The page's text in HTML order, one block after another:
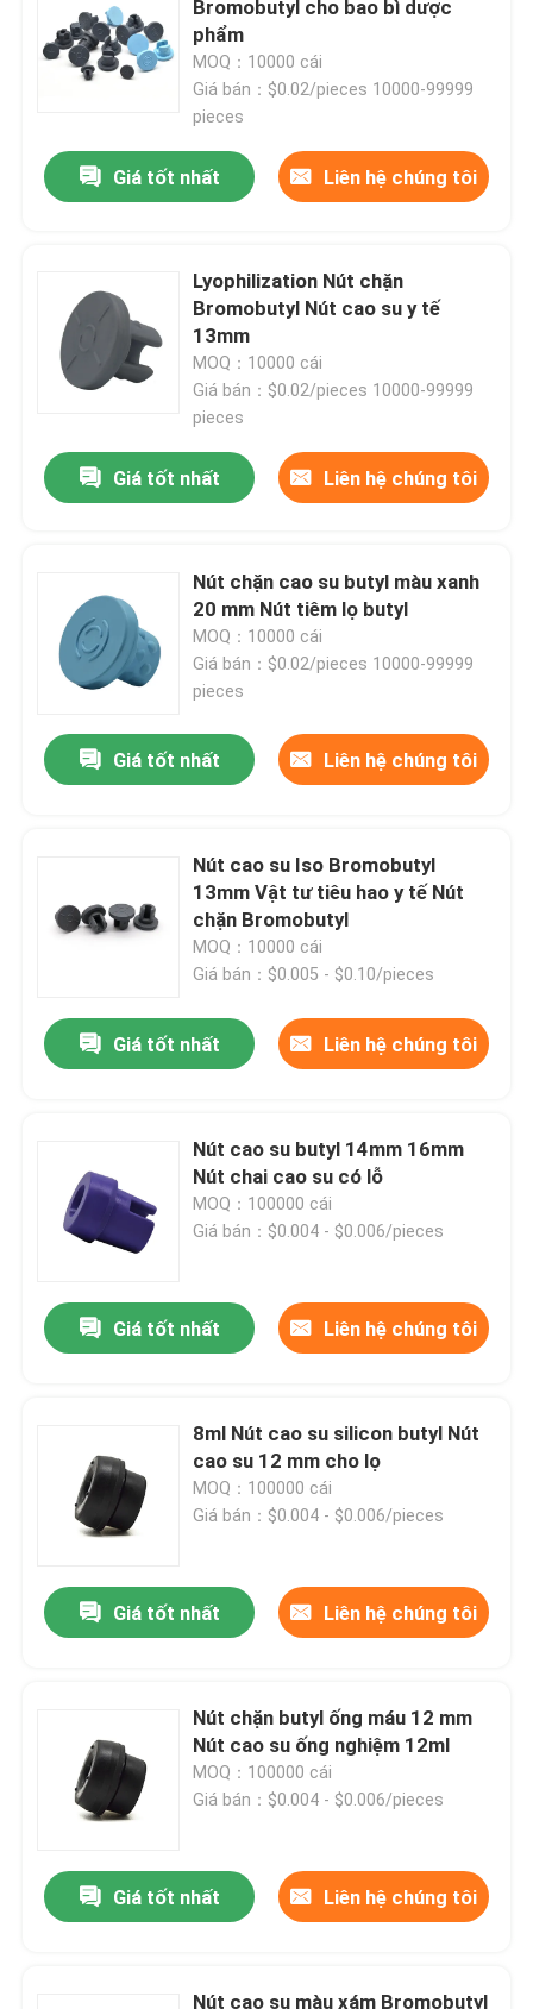
Nhà
Về chúng tôi
Tham quan nhà máy
Kiểm soát chất lượng
Yêu cầu báo giá
Nút cao su y tế
Pít tông ống tiêm cao su
Bromobutyl cho bao bì dược
phẩm
MOQ：10000 cái
Giá bán：$0.02/pieces 10000-99999
pieces
Giá tốt nhất Liên hệ chúng tôi
Lyophilization Nút chặn
Bromobutyl Nút cao su y tế
13mm
MOQ：10000 cái
Giá bán：$0.02/pieces 10000-99999
pieces
Giá tốt nhất Liên hệ chúng tôi
Nút chặn cao su butyl màu xanh
20 mm Nút tiêm lọ butyl
MOQ：10000 cái
Giá bán：$0.02/pieces 10000-99999
pieces
Giá tốt nhất Liên hệ chúng tôi
Nút cao su Iso Bromobutyl
13mm Vật tư tiêu hao y tế Nút
chặn Bromobutyl
MOQ：10000 cái
Giá bán：$0.005 - $0.10/pieces
Giá tốt nhất Liên hệ chúng tôi
Nút cao su butyl 14mm 16mm
Nút chai cao su có lỗ
MOQ：100000 cái
Giá bán：$0.004 - $0.006/pieces
Giá tốt nhất Liên hệ chúng tôi
8ml Nút cao su silicon butyl Nút
cao su 12 mm cho lọ
MOQ：100000 cái
Giá bán：$0.004 - $0.006/pieces
Giá tốt nhất Liên hệ chúng tôi
Nút chặn butyl ống máu 12 mm
Nút cao su ống nghiệm 12ml
MOQ：100000 cái
Giá bán：$0.004 - $0.006/pieces
Giá tốt nhất Liên hệ chúng tôi
Nút cao su màu xám Bromobutyl